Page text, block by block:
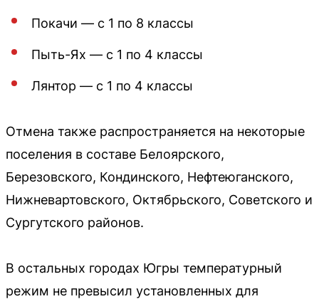
Покачи — с 1 по 8 классы
Пыть-Ях — с 1 по 4 классы
Лянтор — с 1 по 4 классы
Отмена также распространяется на некоторые
поселения в составе Белоярского,
Березовского, Кондинского, Нефтеюганского,
Нижневартовского, Октябрьского, Советского и
Сургутского районов.
В остальных городах Югры температурный
режим не превысил установленных для